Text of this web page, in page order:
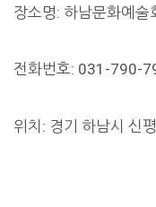
장소명: 하남문화예술
전화번호: 031-790-
위치: 경기 하남시 신